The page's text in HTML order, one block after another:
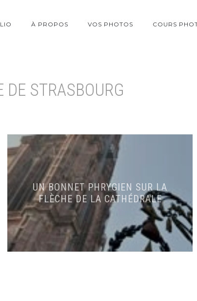
À PROPOS VOS PHOTOS COURS
DE STRASBOURG
UN BONNET PHRYGIEN SUR LA
FLÈCHE DE LA CATHÉDRALE